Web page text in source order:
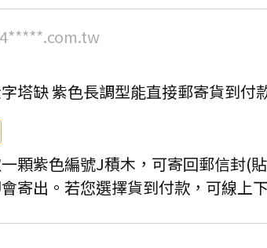
塔缺 紫色長調型能直接郵寄貨到付
顆紫色編號J積木，可寄回郵信封(
寄出。若您選擇貨到付款，可線上